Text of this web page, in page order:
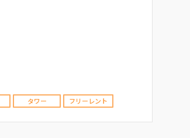
タワー フリーレント